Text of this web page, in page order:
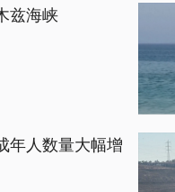
兹海峡
年人数量大幅增